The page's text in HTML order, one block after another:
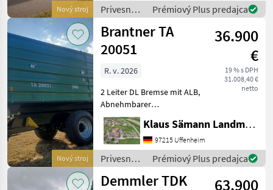
Nový stroj
Hydraulische
Privesné
vozíky /
Krone
Prémiový Plus predajca
Nový stroj
Brantner TA
20051
36.900
€
19 % s DPH
31.008,40 €
netto
R. v. 2026
2 Leiter DL Bremse mit ALB,
Abnehmbarer
Lampenschutz, autom.
Anhängekupplung, Öl und
Luft hinten, Planenaufbau
mit Rollplane,
Bedienplattform,
Bordwände mit Powerfle
Klaus Sämann Landmaschinen Fachbetrieb GmbH
97215 Uffenheim
Privesné
vozíky /
Brantner
Prémiový Plus predajca
Demmler TDK
63.900